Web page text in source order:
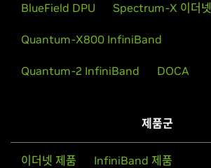
BlueField DPU Spectrum-X 이더넷
Quantum-X800 InfiniBand
Quantum-2 InfiniBand DOCA
제품군
이더넷 제품 InfiniBand 제품